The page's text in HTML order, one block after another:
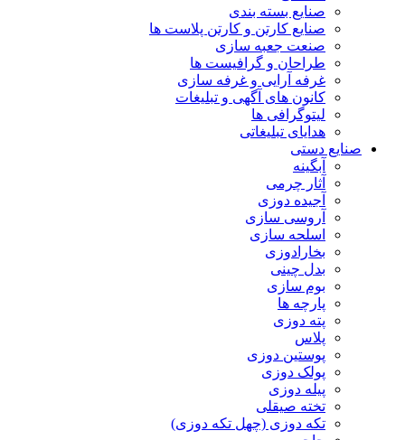
صنایع بسته بندی
صنایع کارتن و کارتن پلاست ها
صنعت جعبه سازی
طراحان و گرافیست ها
غرفه آرایی و غرفه سازی
کانون های آگهی و تبلیغات
لیتوگرافی ها
هدایای تبلیغاتی
صنایع دستی
آبگینه
آثار چرمی
آجیده دوزی
آروسی سازی
اسلحه سازی
بخارادوزی
بدل چینی
بوم سازی
پارچه ها
پته دوزی
پلاس
پوستین دوزی
پولک دوزی
پیله دوزی
تخته صیقلی
تکه دوزی (چهل تکه دوزی)